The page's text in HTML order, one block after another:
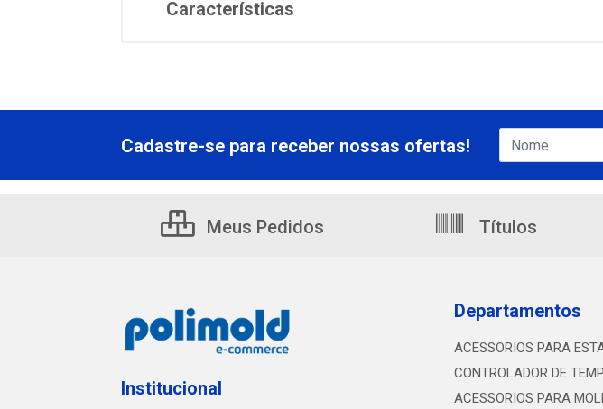
Características
Cadastre-se para receber nossas ofertas!
Meus Pedidos Títulos
Institucional
Departamentos
ACESSORIOS PARA
CONTROLADOR DE
ACESSORIOS PARA